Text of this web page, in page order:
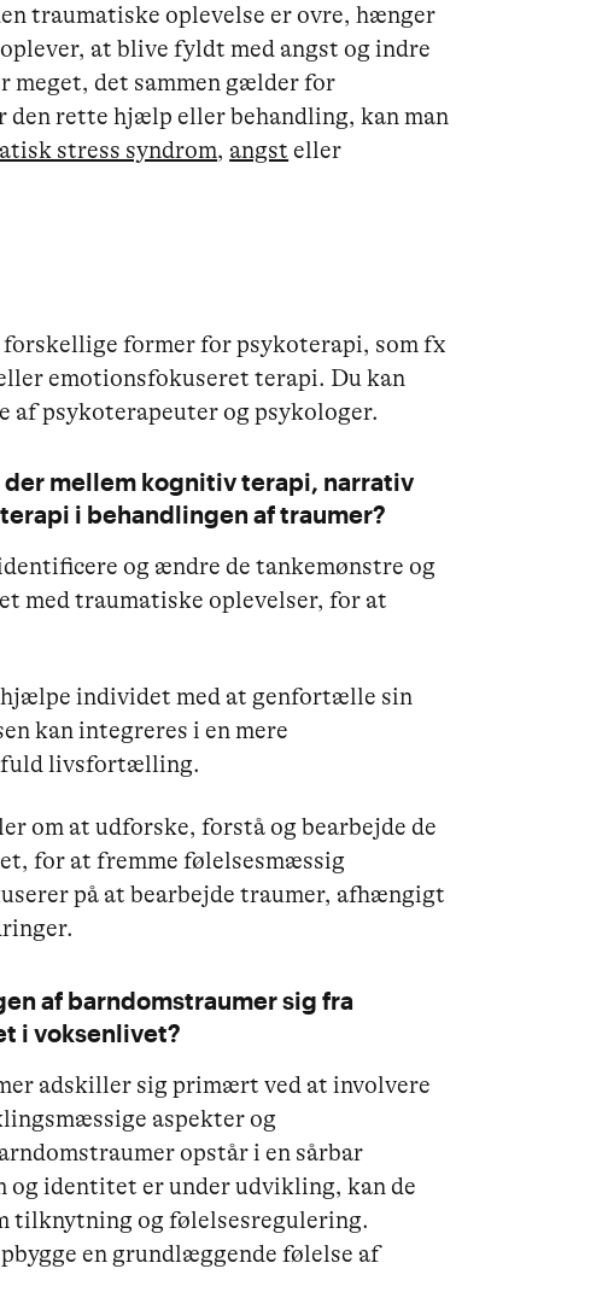
traumatiske oplevelse er ovre, hænger
at blive fyldt med angst og indre
meget, det sammen gælder for
den rette hjælp eller behandling, kan man
stress syndrom,angst eller
former for psykoterapi, som fx
emotionsfokuseret terapi. Du kan
af psykoterapeuter og psykologer.
mellem kognitiv terapi, narrativ
i behandlingen af traumer?
og ændre de tankemønstre og
med traumatiske oplevelser, for at
individet med at genfortælle sin
kan integreres i en mere
livsfortælling.
om at udforske, forstå og bearbejde de
for at fremme følelsesmæssig
på at bearbejde traumer, afhængigt
af barndomstraumer sig fra
i voksenlivet?
adskiller sig primært ved at involvere
aspekter og
opstår i en sårbar
og identitet er under udvikling, kan de
tilknytning og følelsesregulering.
en grundlæggende følelse af